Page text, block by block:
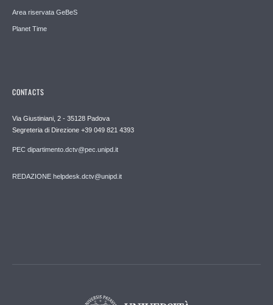
Area riservata GeBeS
Planet Time
CONTACTS
Via Giustiniani, 2 - 35128 Padova
Segreteria di Direzione +39 049 821 4393
PEC dipartimento.dctv@pec.unipd.it
REDAZIONE helpdesk.dctv@unipd.it